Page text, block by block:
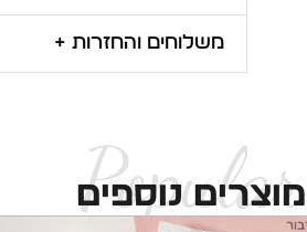
משלוחים והחזרות +
Popular
מוצרים נוספים